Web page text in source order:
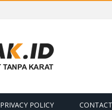
PRIVACY POLICY